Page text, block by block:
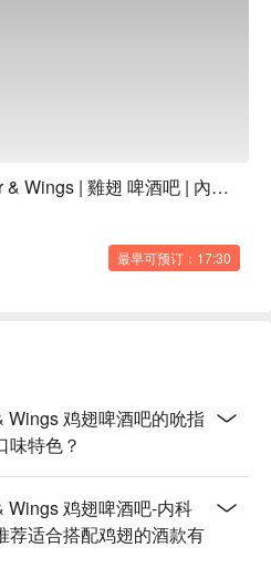
会、早午餐、私人派对
厢、附设停车场，还有现场 DJ
Yolk (鸡翅) | 浓郁咸香，完
Truffle Mushroom Risotto |
一颗完美的温泉蛋，是纯粹的
满的鲜味，搭配肥美多汁的北
Pizza | 咸蛋黄酱与新
GUMGUM Not Only Beer & Wings | 雞翅 啤酒吧 | 內科店
最早可预订：17:30
Wings 鸡翅啤酒吧的吮指
味特色？
Wings 鸡翅啤酒吧-内科
荐适合搭配鸡翅的酒款有